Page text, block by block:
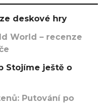
deskové hry
World – recenze
Stojíme ještě o
Putování po